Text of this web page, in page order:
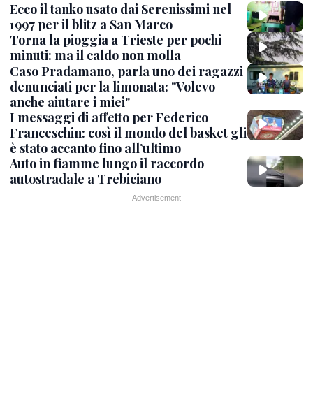
Ecco il tanko usato dai Serenissimi nel
1997 per il blitz a San Marco
Torna la pioggia a Trieste per pochi
minuti: ma il caldo non molla
Caso Pradamano, parla uno dei ragazzi
denunciati per la limonata: "Volevo
anche aiutare i miei"
I messaggi di affetto per Federico
Franceschin: così il mondo del basket gli
è stato accanto fino all’ultimo
Auto in fiamme lungo il raccordo
autostradale a Trebiciano